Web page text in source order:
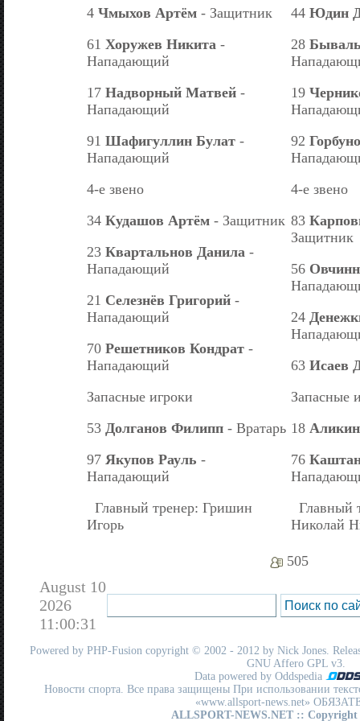
4 Чмыхов Артём - Защитник
61 Хоружев Никита -
Нападающий
17 Надворный Матвей -
Нападающий
91 Шафигуллин Булат -
Нападающий
4-е звено
34 Кудашов Артём - Защитник
23 Квартальнов Данила -
Нападающий
21 Селезнёв Григорий -
Нападающий
70 Решетников Кондрат -
Нападающий
Запасные игроки
53 Долганов Филипп - Вратарь
97 Якупов Рауль -
Нападающий
Главный тренер: Гришин
Игорь
44 Юдин
28
19
92
4-е звено
83
Защитник
56
24
63 Исаев
Запасные
18
76
Главный
Николай
505
August 10
2026
11:00:31
Powered by PHP-Fusion copyright © 2002 - 2012 by Nick Jones.
GNU Affero GPL v3.
Data powered by Oddspedia
Новости спорта. Все права защищены При использовании
«www.allsport-news.net»
ALLSPORT-NEWS.NET :: Copyright